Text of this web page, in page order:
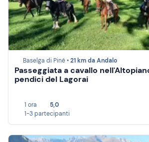
Baselga di Piné •21 km da Andalo
Passeggiata a cavallo
pendici del Lagorai
1 ora
5,0
1-3 partecipanti